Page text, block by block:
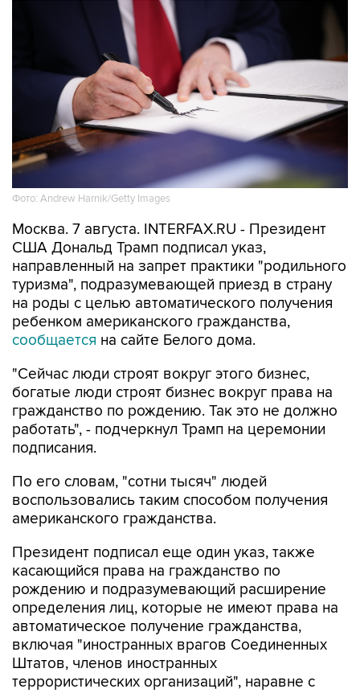
Фото: Andrew Harnik/Getty Images
Москва. 7 августа. INTERFAX.RU - Президент
США Дональд Трамп подписал указ,
направленный на запрет практики "родильного
туризма", подразумевающей приезд в страну
на роды с целью автоматического получения
ребенком американского гражданства,
сообщается на сайте Белого дома.
"Сейчас люди строят вокруг этого бизнес,
богатые люди строят бизнес вокруг права на
гражданство по рождению. Так это не должно
работать", - подчеркнул Трамп на церемонии
подписания.
По его словам, "сотни тысяч" людей
воспользовались таким способом получения
американского гражданства.
Президент подписал еще один указ, также
касающийся права на гражданство по
рождению и подразумевающий расширение
определения лиц, которые не имеют права на
автоматическое получение гражданства,
включая "иностранных врагов Соединенных
Штатов, членов иностранных
террористических организаций", наравне с